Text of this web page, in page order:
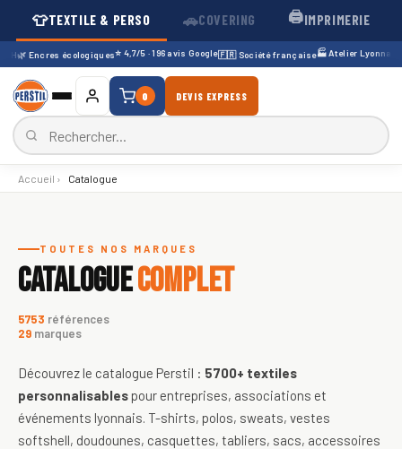
👕TEXTILE & PERSO 🚗COVERING 🖨️IMPRIMERIE
🌿 Encres écologiques⭐ 4,7/5 · 196 avis Google🇫🇷 Société française🏭 Atelier Lyonnais ·
0 DEVIS EXPRESS
Accueil › Catalogue
TOUTES NOS MARQUES
CATALOGUECOMPLET
5753 références
29 marques
Découvrez le catalogue Perstil : 5700+ textiles
personnalisables pour entreprises, associations et
événements lyonnais. T-shirts, polos, sweats, vestes
softshell, doudounes, casquettes, tabliers, sacs, accessoires